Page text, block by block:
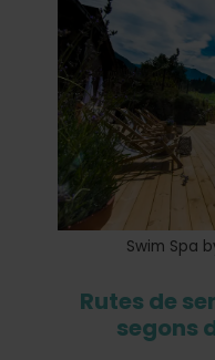
Swim Spa
Rutes de
segons